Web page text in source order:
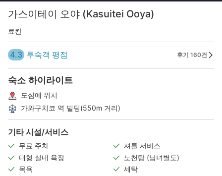
가스이테이 오야 (Kasuitei Ooya)
료칸
4.3 투숙객 평점 후기 160건
숙소 하이라이트
도심에 위치
가와구치코 역 빌딩(550m 거리)
기타 시설/서비스
무료 주차
셔틀 서비스
대형 실내 욕장
노천탕 (남녀별도)
목욕
세탁